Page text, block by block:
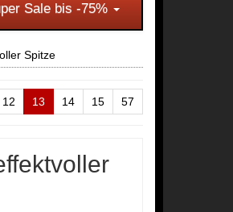
Sale bis -75%
Spitze
12 13 14 15 57